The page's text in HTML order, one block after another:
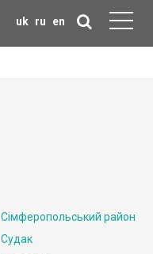
uk ru en
Сімферопольський район
Судак